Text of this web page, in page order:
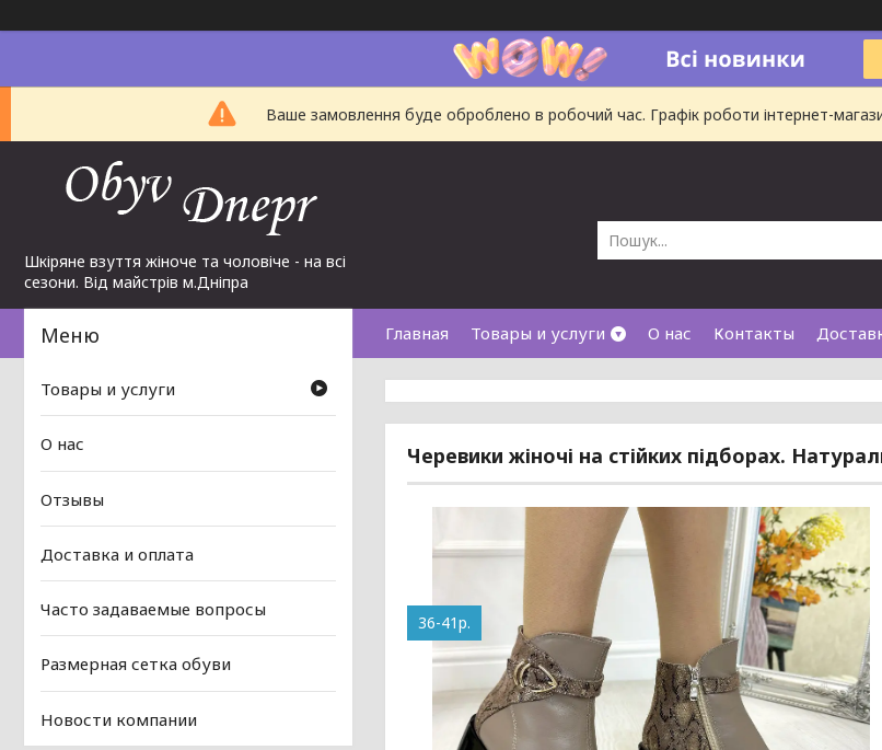
Ваше замовлення буде оброблено в робочий час. Графік роботи інтернет-
Шкіряне взуття жіноче та чоловіче - на всі
сезони. Від майстрів м.Дніпра
Главная Товары и услуги О нас Контакты
Черевики жіночі на стійких підборах.
36-41р.
Товары и услуги
О нас
Отзывы
Доставка и оплата
Часто задаваемые вопросы
Размерная сетка обуви
Новости компании